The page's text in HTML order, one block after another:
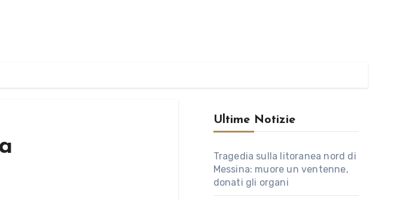
Ultime Notizie
Tragedia sulla litoranea nord di
Messina: muore un ventenne,
donati gli organi